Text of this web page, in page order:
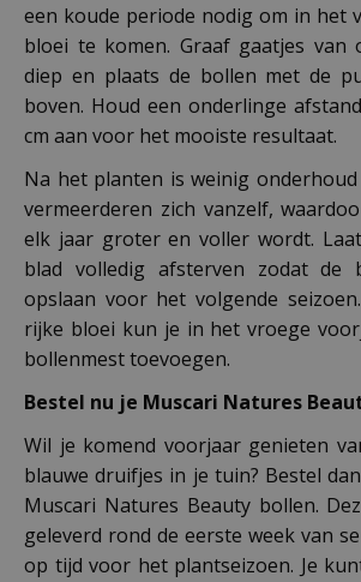
een koude periode nodig om in het
bloei te komen. Graaf gaatjes van
diep en plaats de bollen met de
boven. Houd een onderlinge
cm aan voor het mooiste resultaat.
Na het planten is weinig
vermeerderen zich vanzelf,
elk jaar groter en voller wordt.
blad volledig afsterven zodat de
opslaan voor het volgende
rijke bloei kun je in het vroege
bollenmest toevoegen.
Bestel nu je Muscari Natures
Wil je komend voorjaar genieten
blauwe druifjes in je tuin? Bestel
Muscari Natures Beauty bollen.
geleverd rond de eerste week van
op tijd voor het plantseizoen. Je